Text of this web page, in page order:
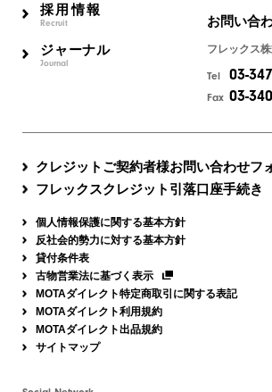
採用情報
Recruit
ジャーナル
Journal
お問い合
フレックス
Tel 03-
Fax 03-
クレジットご契約者様お問い合わせフ
フレックスクレジット引落口座手続き
個人情報保護に関する基本方針
反社会的勢力に対する基本方針
貸付条件表
古物営業法に基づく表示
MOTAダイレクト特定商取引に関する表記
MOTAダイレクト利用規約
MOTAダイレクト出品規約
サイトマップ